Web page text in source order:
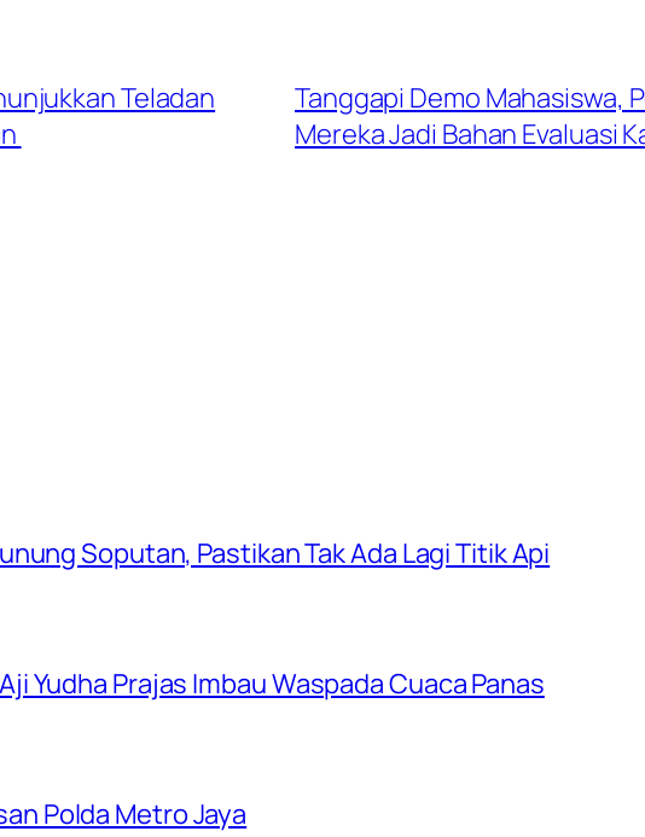
Teladan
Tanggapi Demo Mahasiswa,
Mereka Jadi Bahan Evaluasi
Soputan, Pastikan Tak Ada Lagi Titik Api
Yudha Prajas Imbau Waspada Cuaca Panas
Polda Metro Jaya